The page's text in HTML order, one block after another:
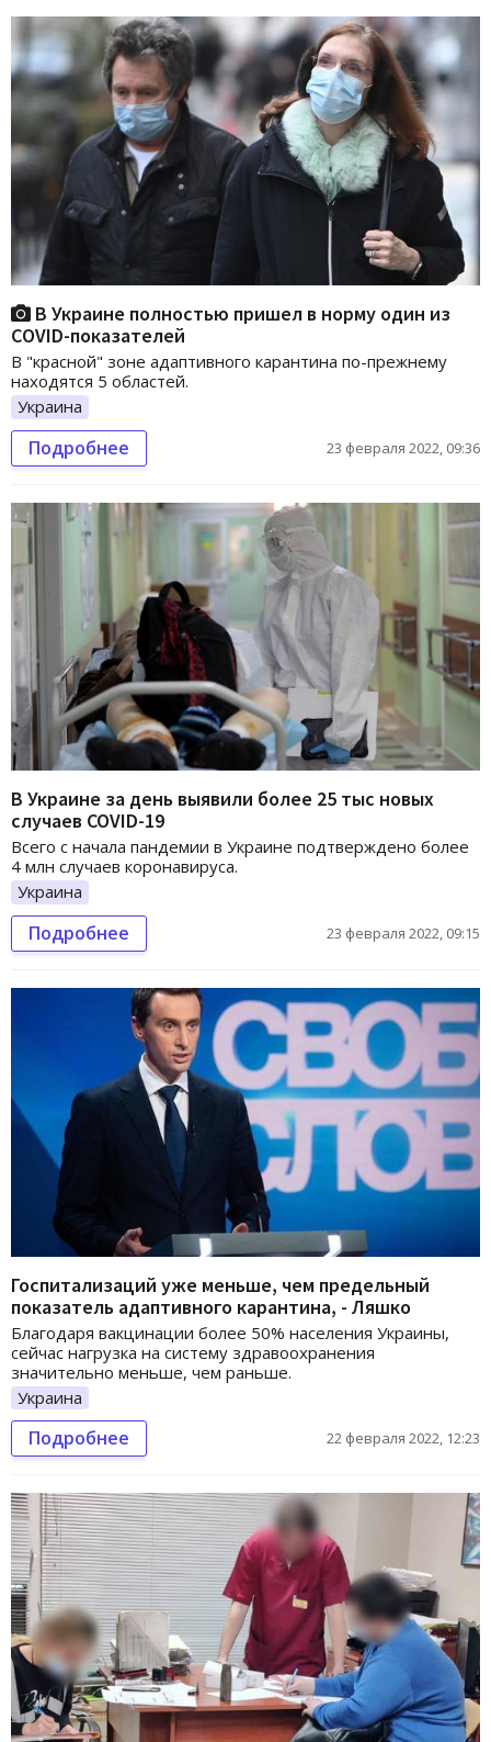
В Украине полностью пришел в норму один из
СOVID-показателей
В "красной" зоне адаптивного карантина по-прежнему
находятся 5 областей.
Украина
Подробнее 23 февраля 2022, 09:36
В Украине за день выявили более 25 тыс новых
случаев COVID-19
Всего с начала пандемии в Украине подтверждено более
4 млн случаев коронавируса.
Украина
Подробнее 23 февраля 2022, 09:15
Госпитализаций уже меньше, чем предельный
показатель адаптивного карантина, - Ляшко
Благодаря вакцинации более 50% населения Украины,
сейчас нагрузка на систему здравоохранения
значительно меньше, чем раньше.
Украина
Подробнее 22 февраля 2022, 12:23